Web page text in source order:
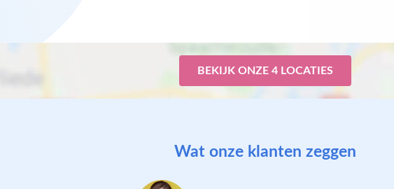
BEKIJK ONZE 4 LOCATIES
Wat onze klanten zeggen